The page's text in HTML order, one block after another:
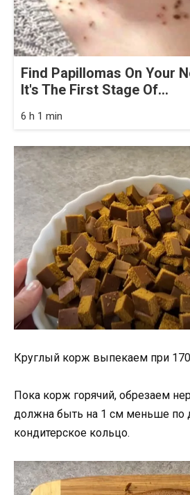
Find Papillomas On Your
It's The First Stage Of...
6 h 1 min
Круглый корж выпекаем при 170
Пока корж горячий, обрезаем
должна быть на 1 см меньше по
кондитерское кольцо.